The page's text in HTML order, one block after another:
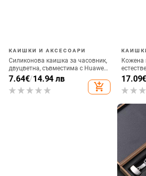
КАИШКИ И АКСЕСОАРИ
Силиконова каишка за часовник,
двуцветна, съвместима с Huawei
и Xiaomi (Материал: силикон;
Съвместимост: Huawei, Xiaomi)
7.64€/14.94 лв
add_shopping_cart
Кожена
17.09€